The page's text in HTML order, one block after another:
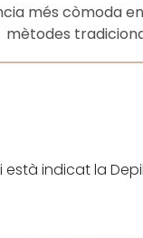
més còmoda
mètodes
està indicat la